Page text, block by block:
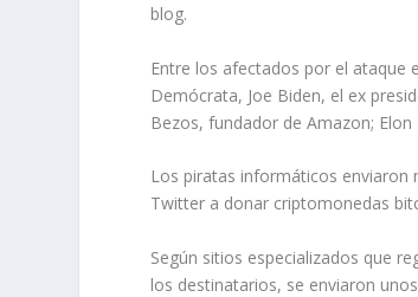
blog.
Entre los afectados por el ataque
Demócrata, Joe Biden, el ex
Bezos, fundador de Amazon;
Los piratas informáticos enviaron
Twitter a donar criptomonedas
Según sitios especializados que
los destinatarios, se enviaron